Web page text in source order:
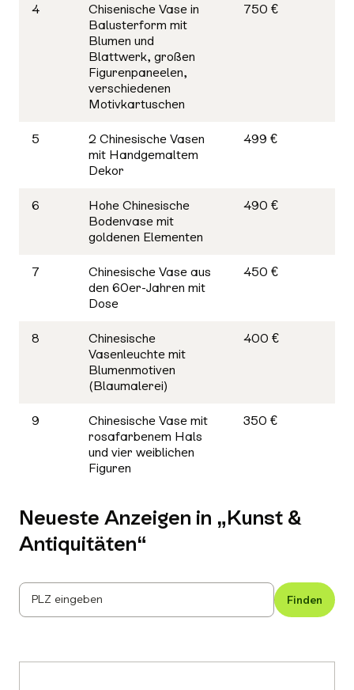
4
Chisenische Vase in
Balusterform mit
Blumen und
Blattwerk, großen
Figurenpaneelen,
verschiedenen
Motivkartuschen
750 €
5
2 Chinesische Vasen
mit Handgemaltem
Dekor
499 €
6
Hohe Chinesische
Bodenvase mit
goldenen Elementen
490 €
7
Chinesische Vase aus
den 60er-Jahren mit
Dose
450 €
8
Chinesische
Vasenleuchte mit
Blumenmotiven
(Blaumalerei)
400 €
9
Chinesische Vase mit
rosafarbenem Hals
und vier weiblichen
Figuren
350 €
Neueste Anzeigen in „Kunst &
Antiquitäten“
PLZ eingeben Finden